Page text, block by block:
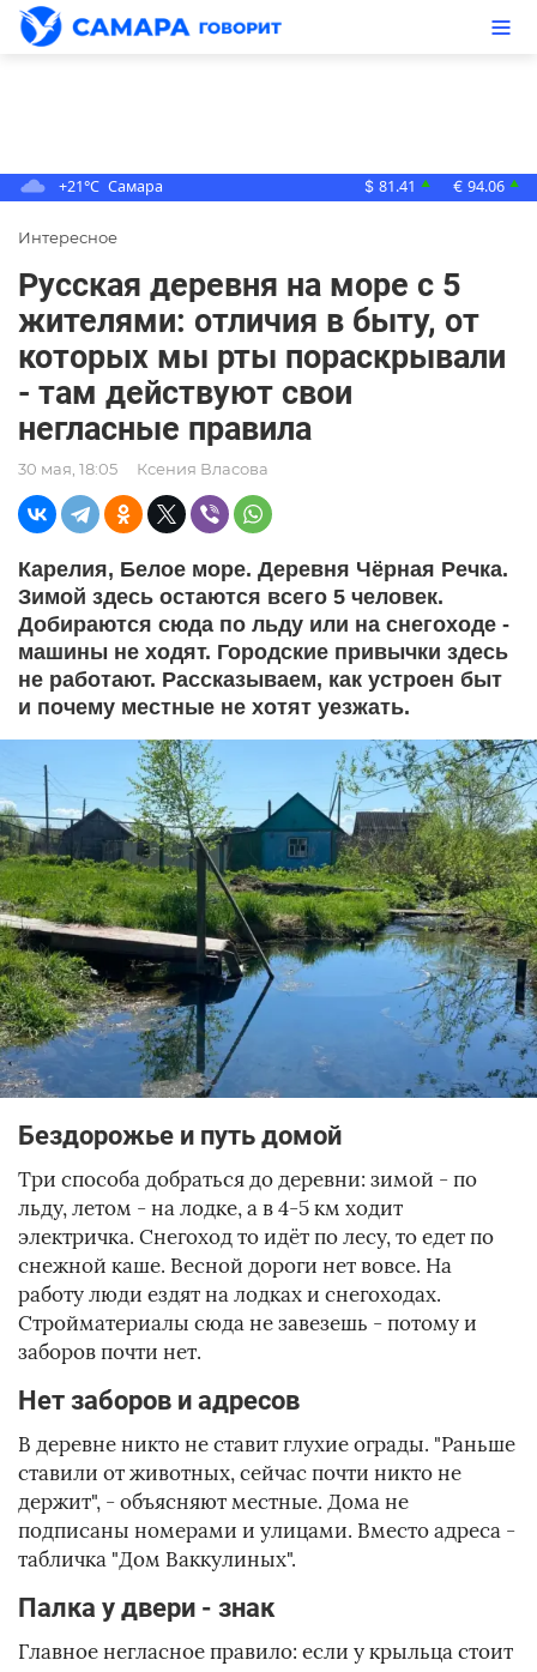
+21°C Самара $ 81.41 ▲ € 94.06 ▲
Интересное
Русская деревня на море с 5
жителями: отличия в быту, от
которых мы рты пораскрывали
- там действуют свои
негласные правила
30 мая, 18:05 Ксения Власова
Карелия, Белое море. Деревня Чёрная Речка.
Зимой здесь остаются всего 5 человек.
Добираются сюда по льду или на снегоходе -
машины не ходят. Городские привычки здесь
не работают. Рассказываем, как устроен быт
и почему местные не хотят уезжать.
Бездорожье и путь домой
Три способа добраться до деревни: зимой - по
льду, летом - на лодке, а в 4-5 км ходит
электричка. Снегоход то идёт по лесу, то едет по
снежной каше. Весной дороги нет вовсе. На
работу люди ездят на лодках и снегоходах.
Стройматериалы сюда не завезешь - потому и
заборов почти нет.
Нет заборов и адресов
В деревне никто не ставит глухие ограды. "Раньше
ставили от животных, сейчас почти никто не
держит", - объясняют местные. Дома не
подписаны номерами и улицами. Вместо адреса -
табличка "Дом Ваккулиных".
Палка у двери - знак
Главное негласное правило: если у крыльца стоит